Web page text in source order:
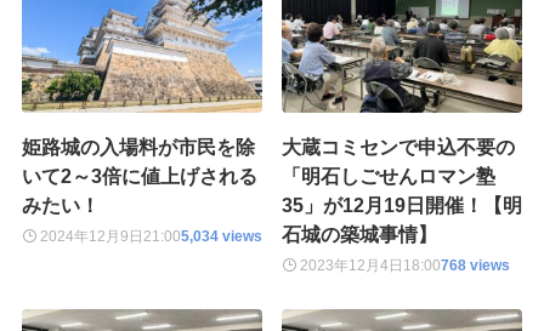
姫路城の入場料が市民を除
いて2～3倍に値上げされる
みたい！
2024年12月9日 21:005,034 views
大蔵コミセンで申込不要の
「明石しごせんロマン塾
35」が12月19日開催！【明
石城の築城事情】
2023年12月4日 18:00768 views